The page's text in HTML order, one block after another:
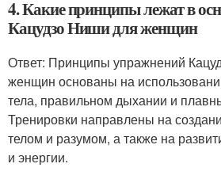
4. Какие принципы лежат в
Кацудзо Ниши для женщин
Ответ: Принципы упражнений
женщин основаны на
тела, правильном дыхании и
Тренировки направлены на
телом и разумом, а также на
и энергии.